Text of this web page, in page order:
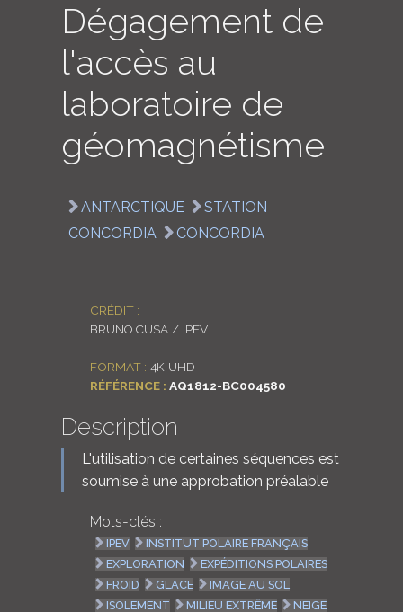
LOGIN
Dégagement de
l'accès au
laboratoire de
géomagnétisme
ANTARCTIQUE
STATION
CONCORDIA
CONCORDIA
CRÉDIT :
BRUNO CUSA / IPEV
FORMAT : 4K UHD
RÉFÉRENCE : AQ1812-BC004580
Description
L'utilisation de certaines séquences est
soumise à une approbation préalable
Mots-clés :
IPEV
INSTITUT POLAIRE FRANÇAIS
EXPLORATION
EXPÉDITIONS POLAIRES
FROID
GLACE
IMAGE AU SOL
ISOLEMENT
MILIEU EXTRÊME
NEIGE